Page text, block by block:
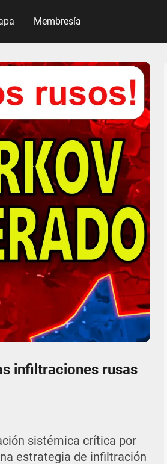
Membresía
06:04
Mute Settings
Enter
infiltraciones rusas
sistémica crítica por
estrategia de infiltración